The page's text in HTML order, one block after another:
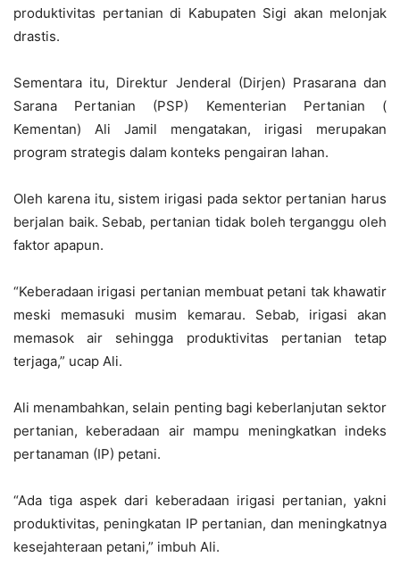
produktivitas pertanian di Kabupaten Sigi akan melonjak
drastis.
Sementara itu, Direktur Jenderal (Dirjen) Prasarana dan
Sarana Pertanian (PSP) Kementerian Pertanian (
Kementan) Ali Jamil mengatakan, irigasi merupakan
program strategis dalam konteks pengairan lahan.
Oleh karena itu, sistem irigasi pada sektor pertanian harus
berjalan baik. Sebab, pertanian tidak boleh terganggu oleh
faktor apapun.
“Keberadaan irigasi pertanian membuat petani tak khawatir
meski memasuki musim kemarau. Sebab, irigasi akan
memasok air sehingga produktivitas pertanian tetap
terjaga,” ucap Ali.
Ali menambahkan, selain penting bagi keberlanjutan sektor
pertanian, keberadaan air mampu meningkatkan indeks
pertanaman (IP) petani.
“Ada tiga aspek dari keberadaan irigasi pertanian, yakni
produktivitas, peningkatan IP pertanian, dan meningkatnya
kesejahteraan petani,” imbuh Ali.